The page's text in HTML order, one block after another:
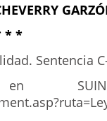
* *
Sentencia
SUIN